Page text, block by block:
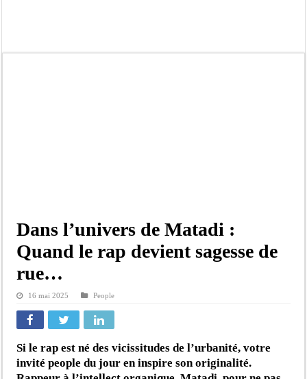
Dans l’univers de Matadi :
Quand le rap devient sagesse de
rue…
16 mai 2025 People
Si le rap est né des vicissitudes de l’urbanité, votre
invité people du jour en inspire son originalité.